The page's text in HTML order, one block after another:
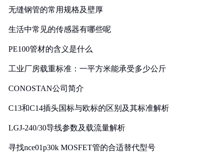
无缝钢管的常用规格及壁厚
生活中常见的传感器有哪些呢
PE100管材的含义是什么
工业厂房载重标准：一平方米能承受多少公斤
CONOSTAN公司简介
C13和C14插头国标与欧标的区别及其标准解析
LGJ-240/30导线参数及载流量解析
寻找nce01p30k MOSFET管的合适替代型号